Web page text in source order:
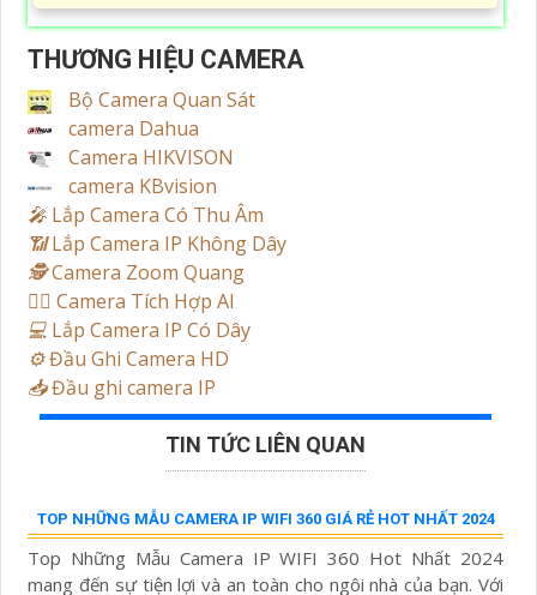
THƯƠNG HIỆU CAMERA
Bộ Camera Quan Sát
camera Dahua
Camera HIKVISON
camera KBvision
️🎤️ Lắp Camera Có Thu Âm
📶Lắp Camera IP Không Dây
🕵️Camera Zoom Quang
🧛‍♀️ Camera Tích Hợp AI
💻 Lắp Camera IP Có Dây
⚙️Đầu Ghi Camera HD
📥Đầu ghi camera IP
TIN TỨC LIÊN QUAN